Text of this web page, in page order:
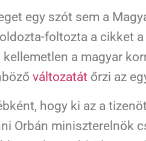
egy szót sem a
foltozta a cikket
kellemetlen a magyar
változatát őrzi az
hogy ki az a
Orbán miniszterelnök